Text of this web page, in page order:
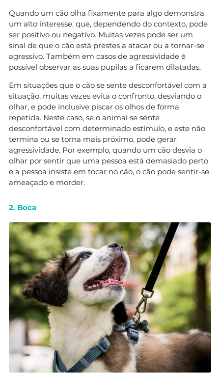
Quando um cão olha fixamente para algo demonstra
um alto interesse, que, dependendo do contexto, pode
ser positivo ou negativo. Muitas vezes pode ser um
sinal de que o cão está prestes a atacar ou a tornar-se
agressivo. Também em casos de agressividade é
possível observar as suas pupilas a ficarem dilatadas.
Em situações que o cão se sente desconfortável com a
situação, muitas vezes evita o confronto, desviando o
olhar, e pode inclusive piscar os olhos de forma
repetida. Neste caso, se o animal se sente
desconfortável com determinado estímulo, e este não
termina ou se torna mais próximo, pode gerar
agressividade. Por exemplo, quando um cão desvia o
olhar por sentir que uma pessoa está demasiado perto
e a pessoa insiste em tocar no cão, o cão pode sentir-se
ameaçado e morder.
2. Boca